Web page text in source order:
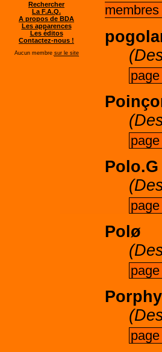
Polo.G
Polø
Rechercher
La F.A.Q.
A propos de BDA
Les apparences
Les éditos
Contactez-nous !
Aucun membre sur le site